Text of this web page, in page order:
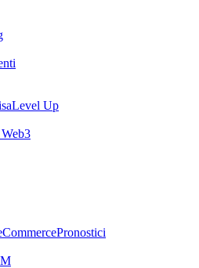
Level Up
Pronostici